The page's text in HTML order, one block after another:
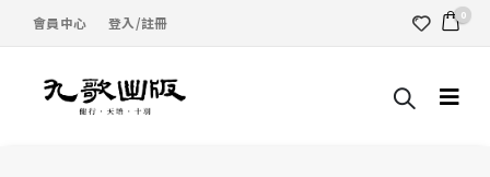
會員中心 登入/註冊 0